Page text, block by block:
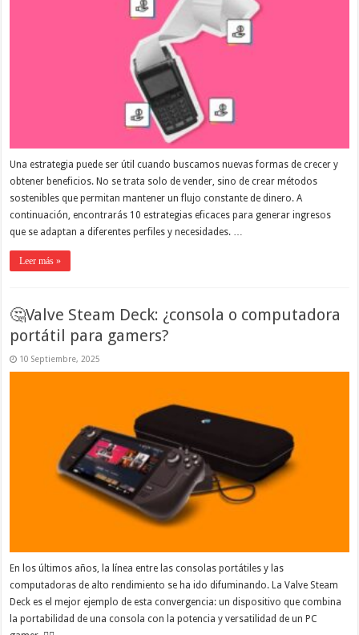
Una estrategia puede ser útil cuando buscamos nuevas formas de crecer y
obtener beneficios. No se trata solo de vender, sino de crear métodos
sostenibles que permitan mantener un flujo constante de dinero. A
continuación, encontrarás 10 estrategias eficaces para generar ingresos
que se adaptan a diferentes perfiles y necesidades. …
Leer más »
🤔Valve Steam Deck: ¿consola o computadora
portátil para gamers?
10 Septiembre, 2025
En los últimos años, la línea entre las consolas portátiles y las
computadoras de alto rendimiento se ha ido difuminando. La Valve Steam
Deck es el mejor ejemplo de esta convergencia: un dispositivo que combina
la portabilidad de una consola con la potencia y versatilidad de un PC